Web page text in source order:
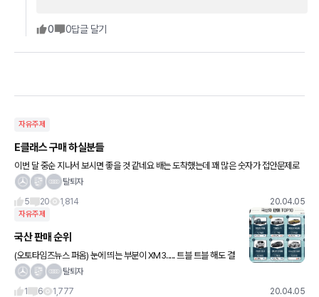
0 0답글 달기
자유주제
E클래스 구매 하실분들
이번 달 중순 지나서 보시면 좋을 것 같네요 배는 도착했는데 꽤 많은 숫자가 접안문제로
묶여있다고 합니다 ㅎㅎ 정확하게 얼마나 늘어날 지는 모르겠지만 물량이 생각보다 엄청
탈퇴자
5
20 1,814 20.04.05
자유주제
국산 판매 순위
(오토타임즈뉴스 퍼옴) 눈에 띄는 부분이 XM3..... 트블 트블 해도 결
국 XM3가 강세네요
탈퇴자
1
6 1,777 20.04.05